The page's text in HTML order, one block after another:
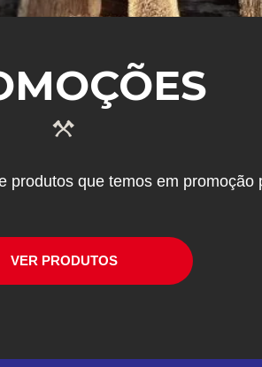
produtos que temos em promoção
VER PRODUTOS